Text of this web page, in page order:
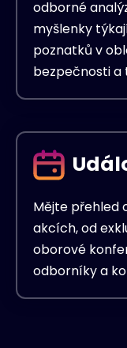
odborné
myšlenky
poznatků v
bezpečnosti a
Mějte přehled
akcích, od
oborové
odborníky a